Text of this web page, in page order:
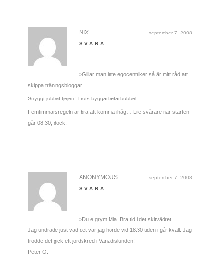
september 7, 2008
NIX
SVARA
>Gillar man inte egocentriker så är mitt råd att
skippa träningsbloggar…
Snyggt jobbat tjejen! Trots byggarbetarbubbel.
Femtimmarsregeln är bra att komma ihåg… Lite svårare när starten
går 08:30, dock.
september 7, 2008
ANONYMOUS
SVARA
>Du e grym Mia. Bra tid i det skitvädret.
Jag undrade just vad det var jag hörde vid 18.30 tiden i går kväll. Jag
trodde det gick ett jordskred i Vanadislunden!
Peter O.